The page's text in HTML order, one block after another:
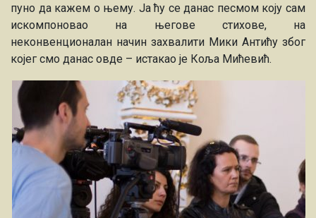
пуно да кажем о њему. Ја ћу се данас песмом коју сам
искомпоновао на његове стихове, на
неконвенционалан начин захвалити Мики Антићу због
којег смо данас овде – истакао је Коља Мићевић.